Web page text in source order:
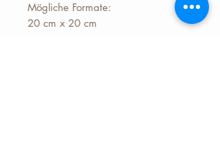
Mögliche Formate:
20 cm x 20 cm